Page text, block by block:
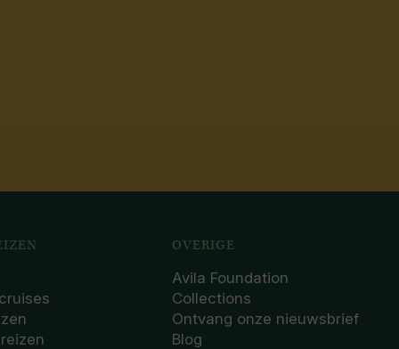
OVERIGE
Avila Foundation
Collections
Ontvang onze nieuwsbrief
Blog